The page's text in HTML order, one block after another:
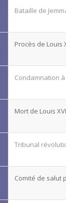
Bataille de
Procès de Louis
Condamnation à
Mort de Louis
Tribunal
Comité de salut